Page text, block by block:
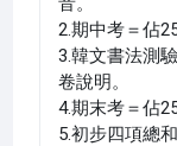
2.期中考＝佔
3.韓文書法測
卷說明。
4.期末考＝佔
5.初步四項總